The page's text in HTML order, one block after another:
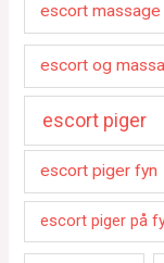
escort
escort og
escort piger
escort piger fyn
escort piger på